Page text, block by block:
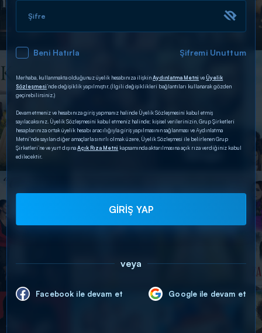
DİĞER SONUÇLAR
Şifre
Beni Hatırla Şifremi Unuttum
Merhaba, kullanmakta olduğunuz üyelik hesabınıza ilişkinAydınlatma Metni veÜyelik
Sözleşmesi’nde değişiklik yapılmıştır. (İlgili değişiklikleri bağlantıları kullanarak gözden
geçirebilirsiniz.)
Devam etmeniz ve hesabınıza giriş yapmanız halinde Üyelik Sözleşmesini kabul etmiş
sayılacaksınız. Üyelik Sözleşmesini kabul etmeniz halinde; kişisel verilerinizin, Grup Şirketleri
hesaplarınıza ortak üyelik hesabı aracılığıyla giriş yapılmasının sağlanması ve Aydınlatma
Metni’nde sayılan diğer amaçlarla sınırlı olmak üzere, Üyelik Sözleşmesi ile belirlenen Grup
Şirketleri’ne ve yurt dışınaAçık Rıza Metni kapsamında aktarılmasına açık rıza verdiğiniz kabul
edilecektir.
GİRİŞ YAP
veya
Facebook ile devam et Google ile devam et